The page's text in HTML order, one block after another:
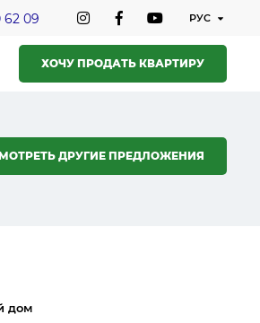
62 09
ХОЧУ ПРОДАТЬ КВАРТИРУ
ДРУГИЕ ПРЕДЛОЖЕНИЯ
дом